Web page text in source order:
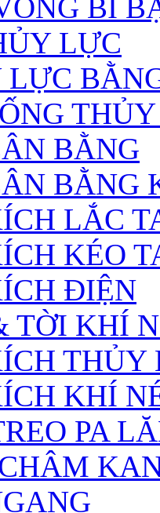
BI
LỰC
BẰNG
BẰNG
LẮC
KÉO
ĐIỆN
TỜI KHÍ
THỦY
KHÍ
PA